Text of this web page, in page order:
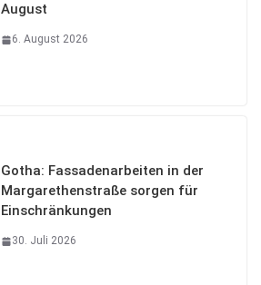
August
6. August 2026
Gotha: Fassadenarbeiten in der
Margarethenstraße sorgen für
Einschränkungen
30. Juli 2026